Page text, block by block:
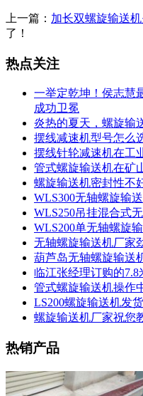
上一篇： 加长双螺旋输送
了！
热点关注
一举定乾坤！侯志慧
成功卫冕
炎热的夏天，螺旋输
摆线减速机型号怎么
摆线针轮减速机在工
管式螺旋输送机在矿
螺旋输送机密封性不
WLS300无轴螺旋输
WLS250吊挂混合式
WLS200单无轴螺旋
无轴螺旋输送机厂家
葫芦岛无轴螺旋输送
临江张经理订购的
管式螺旋输送机操作
LS200螺旋输送机发
螺旋输送机厂家祝您
热销产品